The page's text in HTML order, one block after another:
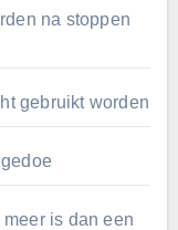
na stoppen
gebruikt worden
is dan een